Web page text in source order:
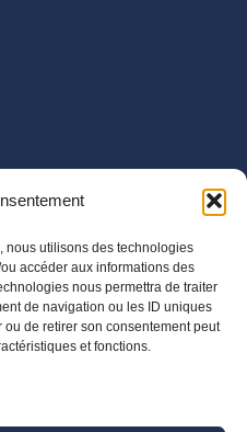
nous utilisons des technologies
accéder aux informations des
nous permettra de traiter
de navigation ou les ID uniques
de retirer son consentement peut
et fonctions.